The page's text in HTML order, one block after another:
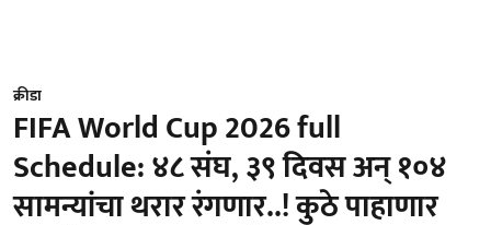
क्रीडा
FIFA World Cup 2026 full
Schedule: ४८ संघ, ३९ दिवस अन् १०४
सामन्यांचा थरार रंगणार..! कुठे पाहाणार